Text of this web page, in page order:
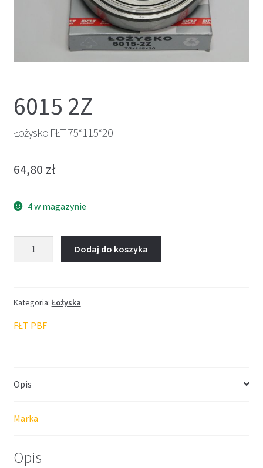
6015 2Z
Łożysko FŁT 75*115*20
64,80 zł
4 w magazynie
Dodaj do koszyka
Kategoria: Łożyska
FŁT PBF
Opis
Marka
Opis